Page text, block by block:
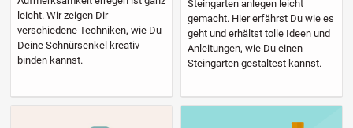
leicht. Wir zeigen Dir
verschiedene Techniken, wie Du
Deine Schnürsenkel kreativ
binden kannst.
Steingarten anlegen leicht
gemacht. Hier erfährst Du wie es
geht und erhältst tolle Ideen und
Anleitungen, wie Du einen
Steingarten gestaltest kannst.